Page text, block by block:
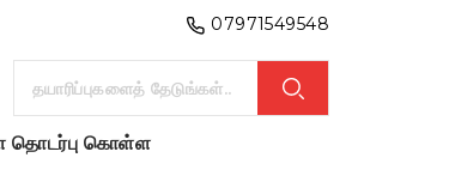
07971549548
கொள்ள